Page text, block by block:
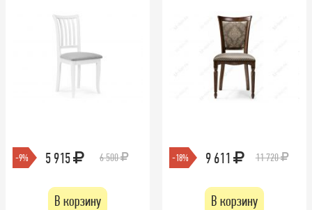
-9% 5 915 6 500
В корзину
-18% 9 611 11 720
В корзину